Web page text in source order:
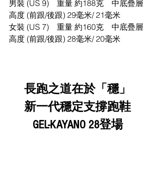
男裝 (US 9)    重量 約188克    中底疊層
高度 (前跟/後跟) 29毫米/ 21毫米
女裝 (US 7)    重量 約160克    中底疊層
高度 (前跟/後跟) 28毫米/ 20毫米
長跑之道在於「穩」
新一代穩定支撐跑鞋
GEL-KAYANO 28登場